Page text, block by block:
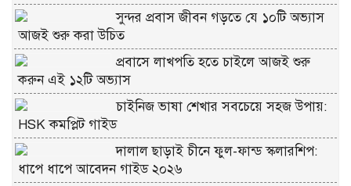
সুন্দর প্রবাস জীবন গড়তে যে ১০টি অভ্যাস
আজই শুরু করা উচিত
প্রবাসে লাখপতি হতে চাইলে আজই শুরু
করুন এই ১২টি অভ্যাস
চাইনিজ ভাষা শেখার সবচেয়ে সহজ উপায়:
HSK কমপ্লিট গাইড
দালাল ছাড়াই চীনে ফুল-ফান্ড স্কলারশিপ:
ধাপে ধাপে আবেদন গাইড ২০২৬